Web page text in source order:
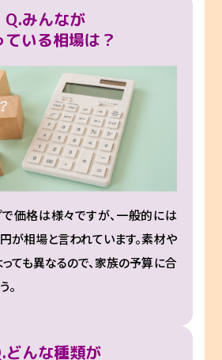
Q.みんなが
ている相場は？
価格は様々ですが、一般的には
が相場と言われています。素材や
っても異なるので、家族の予算に合
。
どんな種類が